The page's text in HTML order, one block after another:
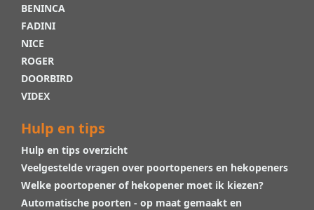
BENINCA
FADINI
NICE
ROGER
DOORBIRD
VIDEX
Hulp en tips
Hulp en tips overzicht
Veelgestelde vragen over poortopeners en hekopeners
Welke poortopener of hekopener moet ik kiezen?
Automatische poorten - op maat gemaakt en